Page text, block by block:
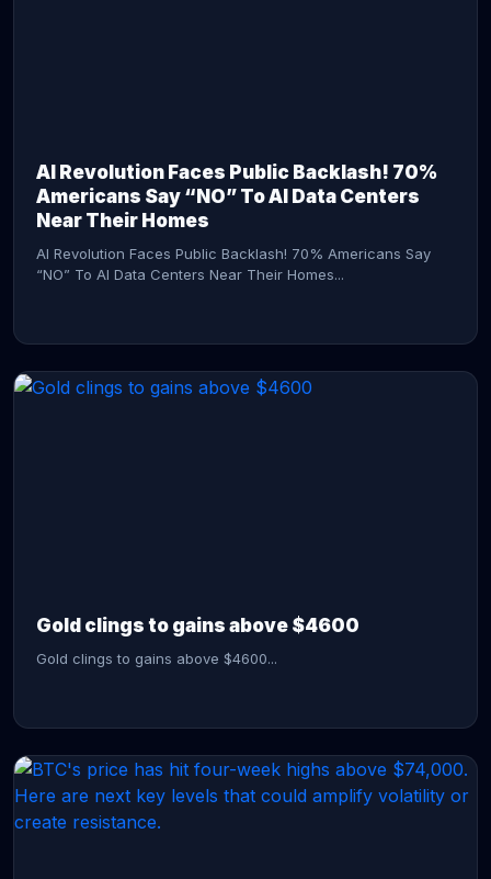
AI Revolution Faces Public Backlash! 70%
Americans Say “NO” To AI Data Centers
Near Their Homes
AI Revolution Faces Public Backlash! 70% Americans Say
“NO” To AI Data Centers Near Their Homes...
Gold clings to gains above $4600
Gold clings to gains above $4600...